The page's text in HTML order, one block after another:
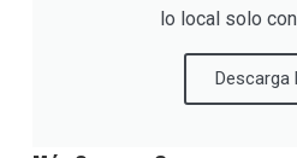
lo local solo
Descarga